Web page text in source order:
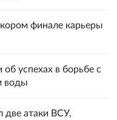
финале карьеры
успехах в борьбе с
воды
две атаки ВСУ,